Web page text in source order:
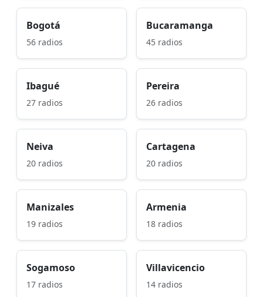
Bogotá
56 radios
Bucaramanga
45 radios
Ibagué
27 radios
Pereira
26 radios
Neiva
20 radios
Cartagena
20 radios
Manizales
19 radios
Armenia
18 radios
Sogamoso
17 radios
Villavicencio
14 radios